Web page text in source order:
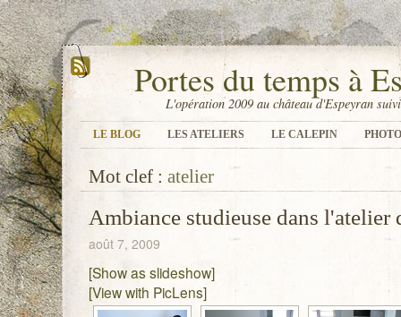
Portes du temps à
L'opération 2009 au château d'Espeyran
LE BLOG LES ATELIERS LE CALEPIN
Mot clef : atelier
Ambiance studieuse dans l'atelier
août 7, 2009
[Show as slideshow]
[View with PicLens]